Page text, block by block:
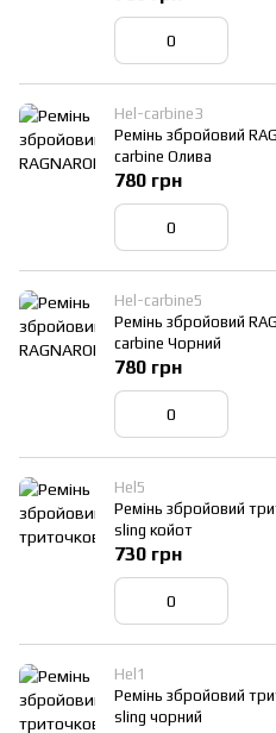
Hel-carbine3
Ремінь збройовий
carbine Олива
780 грн
Hel-carbine5
Ремінь збройовий
carbine Чорний
780 грн
Hel5
Ремінь збройовий
sling койот
730 грн
Hel1
Ремінь збройовий
sling чорний